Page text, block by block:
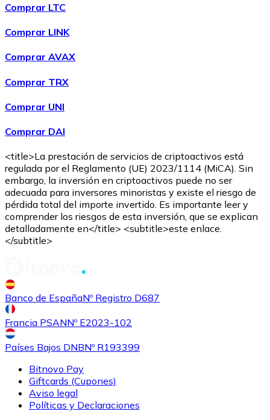
tarjeta
ComprarAvalanchecon transferencia bancariacon tarjeta
AVAX
ComprarShiba Inucon transferencia bancaria
SHIB
Comprar LTC
Comprar LINK
Comprar AVAX
Comprar TRX
Comprar UNI
Comprar DAI
<title>La prestación de servicios de criptoactivos está
regulada por el Reglamento (UE) 2023/1114 (MiCA). Sin
embargo, la inversión en criptoactivos puede no ser
adecuada para inversores minoristas y existe el riesgo de
pérdida total del importe invertido. Es importante leer y
comprender los riesgos de esta inversión, que se explican
detalladamente en</title> <subtitle>este enlace.
</subtitle>
Banco de EspañaNº Registro D687
Francia PSANNº E2023-102
Países Bajos DNBNº R193399
Bitnovo Pay
Giftcards (Cupones)
Aviso legal
Políticas y Declaraciones